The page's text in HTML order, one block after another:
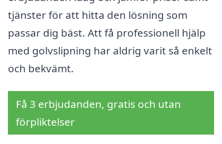
tjänster för att hitta den lösning som
passar dig bäst. Att få professionell hjälp
med golvslipning har aldrig varit så enkelt
och bekvämt.
Få 3 erbjudanden, gratis och utan
förpliktelser